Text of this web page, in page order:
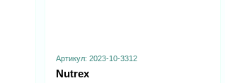
Артикул: 2023-10-3312
Nutrex